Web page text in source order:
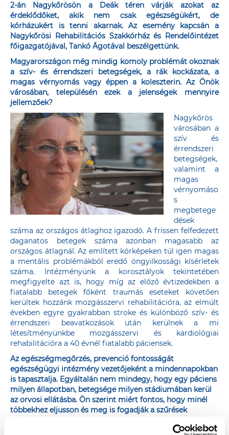
2-án Nagykőrösön a Deák téren várják azokat az
érdeklődőket, akik nem csak egészségükért, de
kórházukért is tenni akarnak. Az esemény kapcsán a
Nagykőrösi Rehabilitációs Szakkórház és Rendelőintézet
főigazgatójával, Tankó Ágotával beszélgettünk.
Magyarországon még mindig komoly problémát okoznak
a szív- és érrendszeri betegségek, a rák kockázata, a
magas vérnyomás vagy éppen a koleszterin. Az Önök
városában, településén ezek a jelenségek mennyire
jellemzőek?
Nagykőrös
városában a
szív és
érrendszeri
betegségek,
valamint a
magas
vérnyomáso
s
megbetege
dések
száma az országos átlaghoz igazodó. A frissen felfedezett
daganatos betegek száma azonban magasabb az
országos átlagnál. Az említett kórképeken túl igen magas
a mentális problémákból eredő öngyilkossági kísérletek
száma. Intézményünk a korosztályok tekintetében
megfigyelte azt is, hogy míg az előző évtizedekben a
fiatalabb betegek főként traumás eseteket követően
kerültek hozzánk mozgásszervi rehabilitációra, az elmúlt
években egyre gyakrabban stroke és különböző szív- és
érrendszeri beavatkozások után kerülnek a mi
létesítményünkbe mozgásszervi és kardiológiai
rehabilitációra a 40 évnél fiatalabb páciensek.
Az egészségmegőrzés, prevenció fontosságát
egészségügyi intézmény vezetőjeként a mindennapokban
is tapasztalja. Egyáltalán nem mindegy, hogy egy páciens
milyen állapotban, betegsége milyen stádiumában kerül
az orvosi ellátásba. Ön szerint miért fontos, hogy minél
többekhez eljusson és meg is fogadják a szűrések